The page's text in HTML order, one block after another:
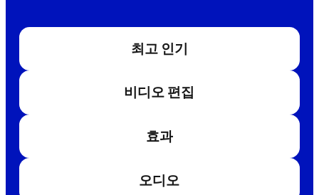
최고 인기
비디오 편집
효과
오디오